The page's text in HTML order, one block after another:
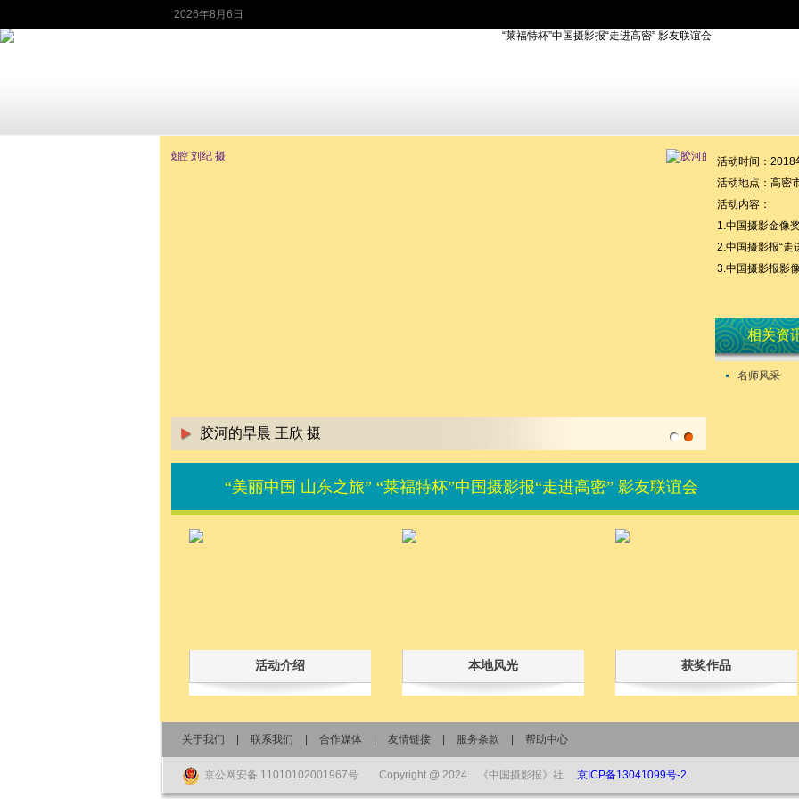
2026年8月6日
胶河的早晨 王欣 摄
活动时间：
活动地点：高密
活动内容：
1.中国摄影金像
2.中国摄影报“走
3.中国摄影报影
相关资
名师风采
“美丽中国 山东之旅” “莱福特杯”中国摄影报“走进高密” 影友联谊会
活动介绍 本地风光 获奖作品
关于我们 联系我们 合作媒体 友情链接 服务条款 帮助中心
京公网安备 11010102001967号 Copyright @ 2024 《中国摄影报》社 京ICP备13041099号-2